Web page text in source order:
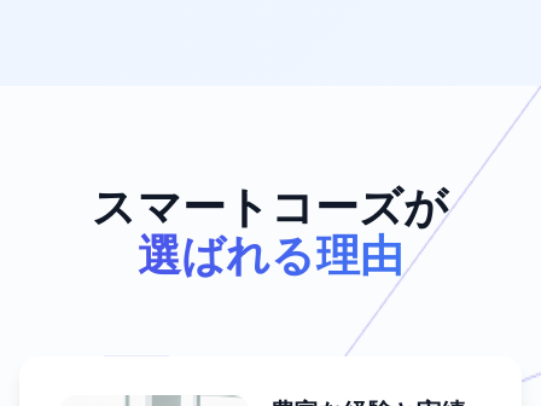
スマートコーズが
選ばれる理由